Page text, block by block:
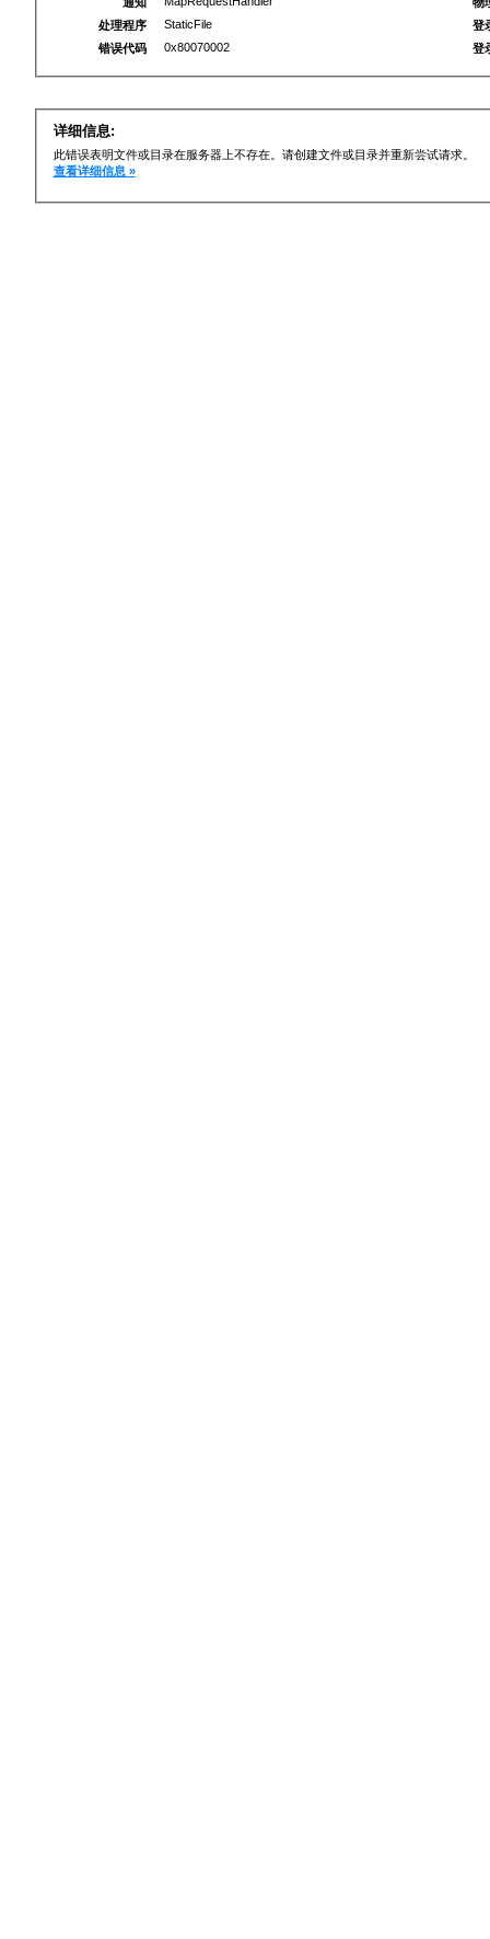
处理程序
StaticFile
错误代码
0x80070002
登
登
详细信息:
此错误表明文件或目录在服务器上不存在。请创建文件或目录并重新尝试请求。
查看详细信息 »